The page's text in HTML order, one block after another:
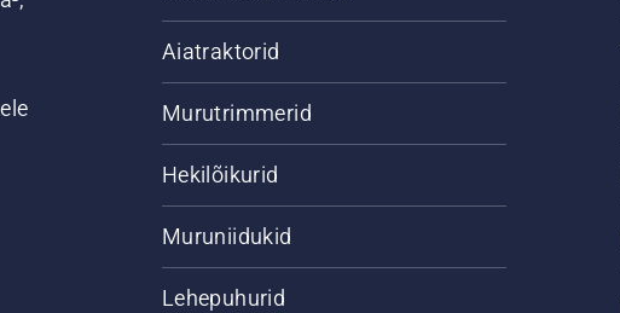
Aiatraktorid
Murutrimmerid
Hekilõikurid
Muruniidukid
Lehepuhurid